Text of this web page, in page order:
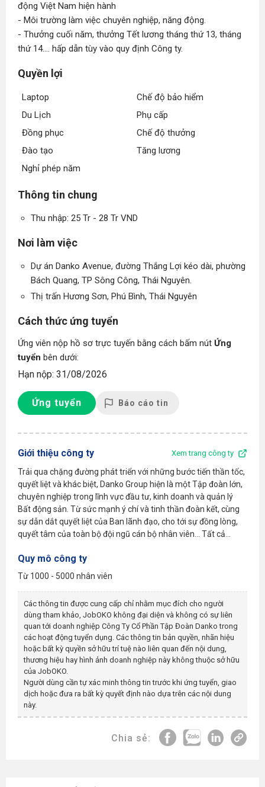
động Việt Nam hiện hành
- Môi trường làm việc chuyên nghiệp, năng động.
- Thưởng cuối năm, thưởng Tết lương tháng thứ 13, tháng
thứ 14.... hấp dẫn tùy vào quy định Công ty.
Quyền lợi
Laptop
Chế độ bảo hiểm
Du Lịch
Phụ cấp
Đồng phục
Chế độ thưởng
Đào tạo
Tăng lương
Nghỉ phép năm
Thông tin chung
Thu nhập: 25 Tr - 28 Tr VND
Nơi làm việc
Dự án Danko Avenue, đường Thắng Lợi kéo dài, phường
Bách Quang, TP Sông Công, Thái Nguyên.
Thị trấn Hương Sơn, Phú Bình, Thái Nguyên
Cách thức ứng tuyển
Ứng viên nộp hồ sơ trực tuyến bằng cách bấm nút Ứng
tuyển bên dưới:
Hạn nộp: 31/08/2026
Ứng tuyển Báo cáo tin
Giới thiệu công ty Xem trang công ty
Trải qua chặng đường phát triển với những bước tiến thần tốc,
quyết liệt và khác biệt, Danko Group hiện là một Tập đoàn lớn,
chuyên nghiệp trong lĩnh vực đầu tư, kinh doanh và quản lý
Bất động sản. Từ sức mạnh ý chí và tinh thần đoàn kết, cùng
sự dẫn dắt quyết liệt của Ban lãnh đạo, cho tới sự đồng lòng,
quyết tâm của toàn bộ đội ngũ cán bộ nhân viên... Tất cả...
Quy mô công ty
Từ 1000 - 5000 nhân viên
Các thông tin được cung cấp chỉ nhằm mục đích cho người
dùng tham khảo, JobOKO không đại diện và không có sự liên
quan tới doanh nghiệp Công Ty Cổ Phần Tập Đoàn Danko trong
các hoạt động tuyển dụng. Các thông tin bản quyền, nhãn hiệu
hoặc bất kỳ quyền sở hữu trí tuệ nào liên quan đến nội dung,
thương hiệu hay hình ảnh doanh nghiệp này không thuộc sở hữu
của JobOKO.
Người dùng cần tự xác minh thông tin trước khi ứng tuyển, giao
dịch hoặc đưa ra bất kỳ quyết định nào dựa trên các nội dung
này.
Chia sẻ: